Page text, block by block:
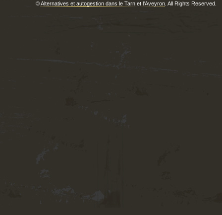
©Alternatives et autogestion dans le Tarn et l'Aveyron . All Rights Reserved.